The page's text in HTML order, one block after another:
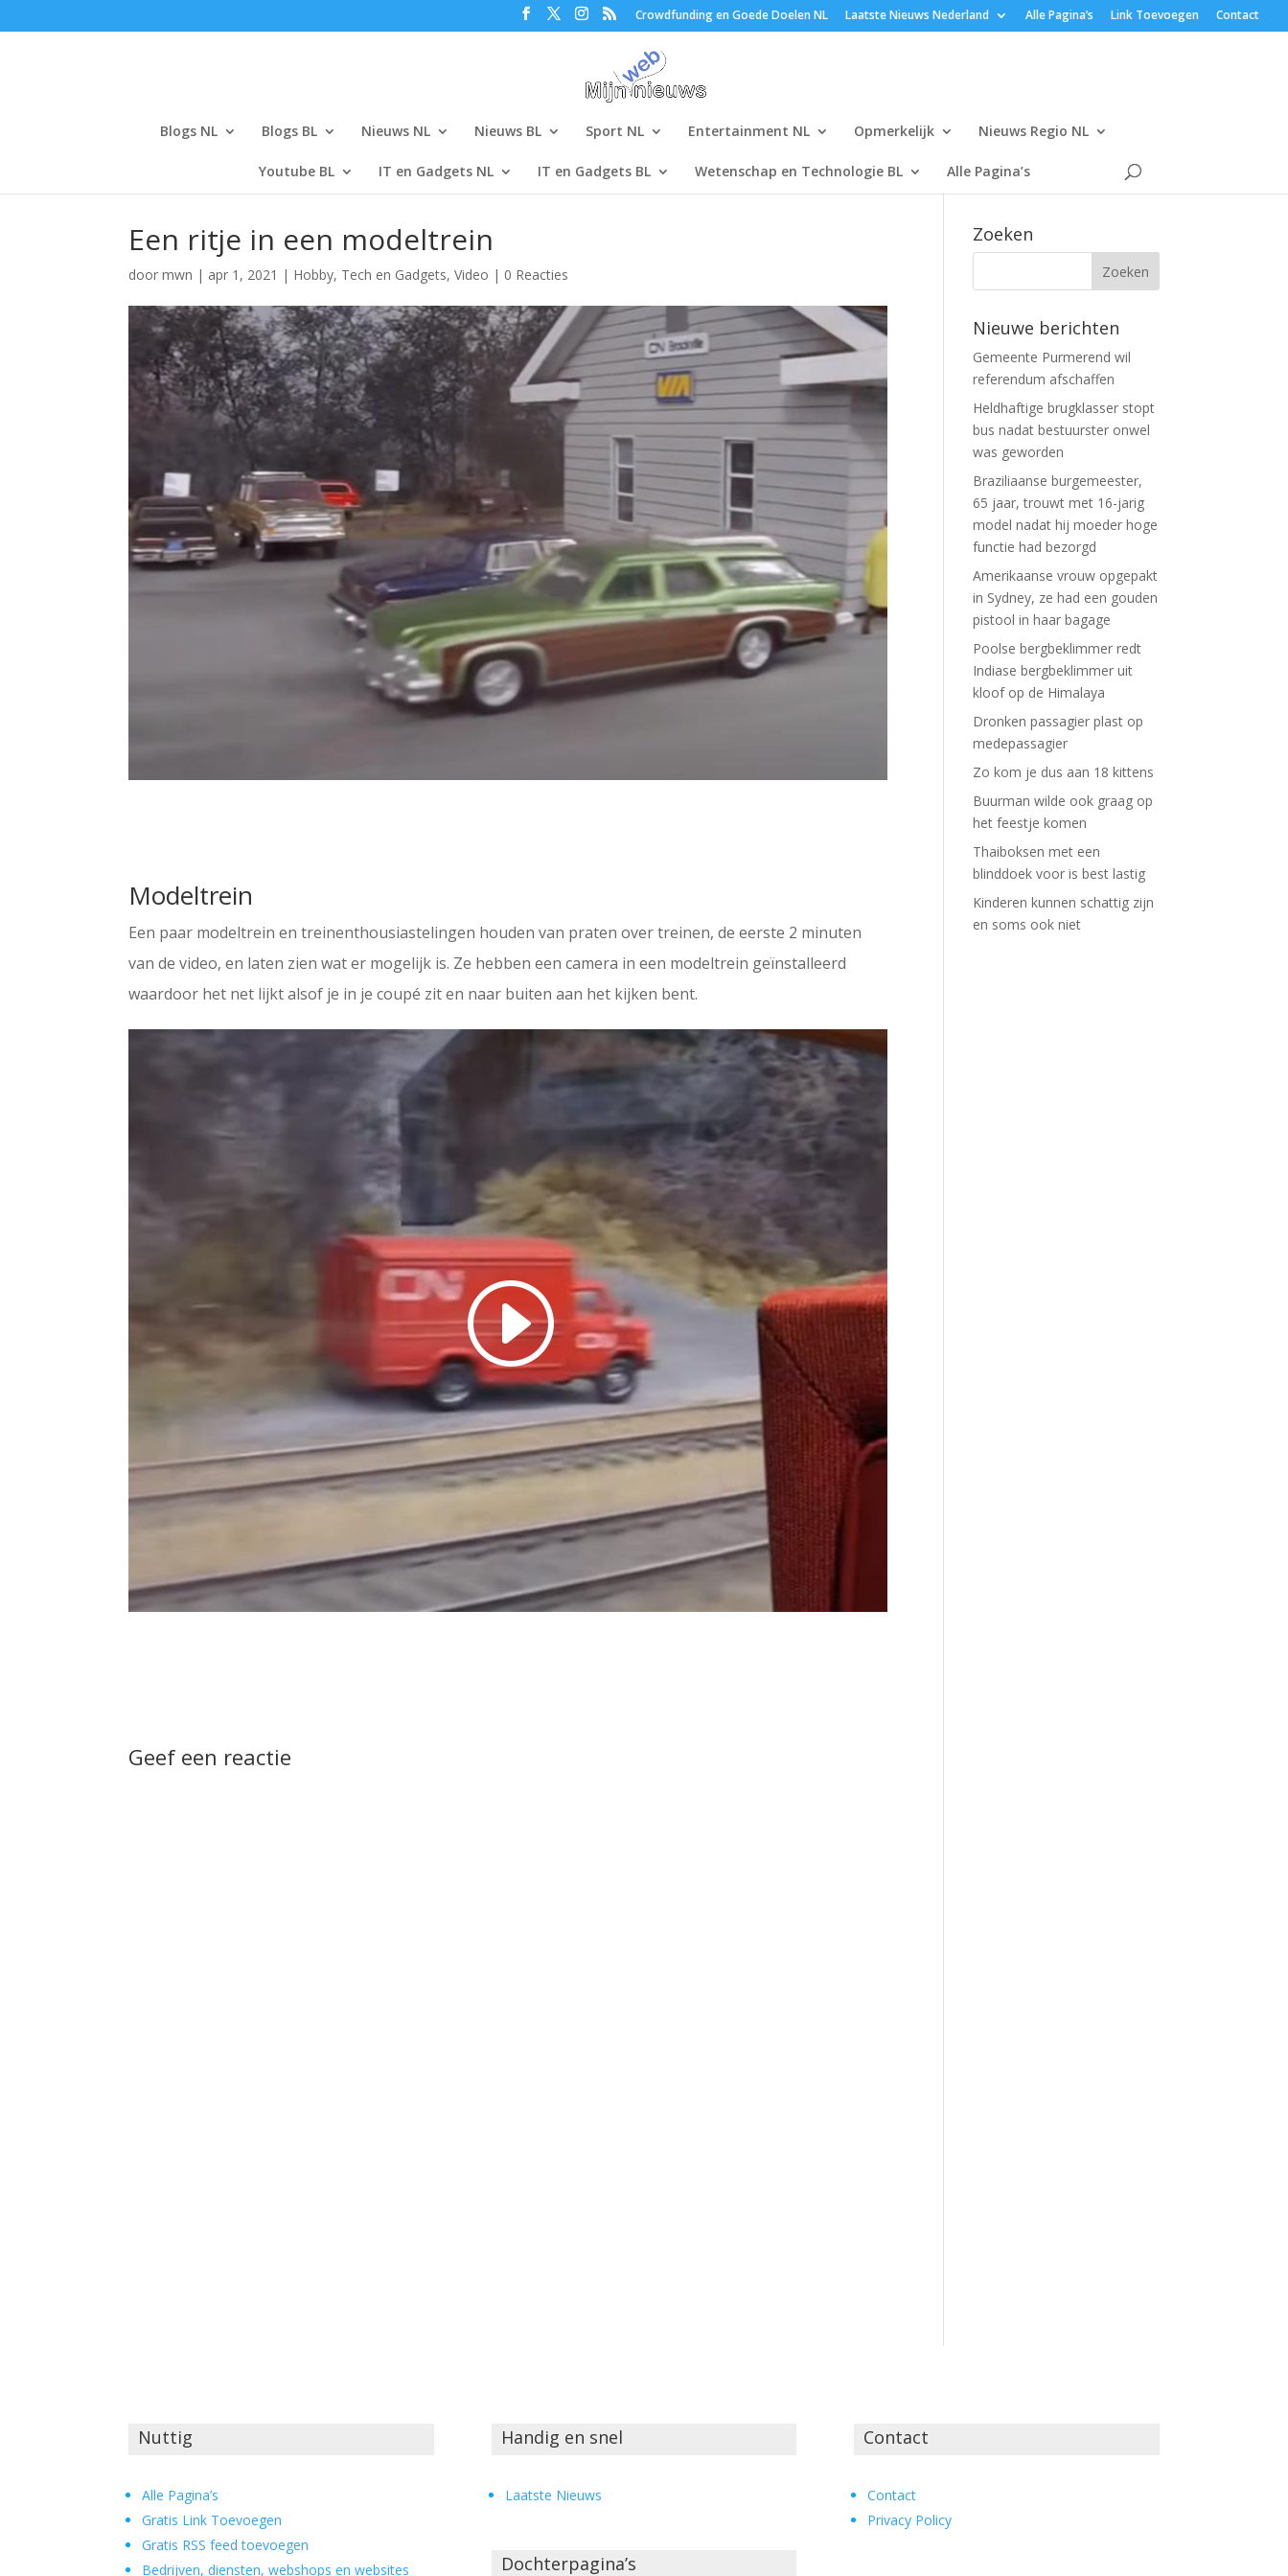
Crowdfunding en Goede Doelen NL Laatste Nieuws Nederland Alle Pagina’s Link Toevoegen Contact
Blogs NL Blogs BL Nieuws NL Nieuws BL Sport NL Entertainment NL Opmerkelijk Nieuws Regio NL
Youtube BL IT en Gadgets NL IT en Gadgets BL Wetenschap en Technologie BL Alle Pagina’s
Een ritje in een modeltrein
doormwn | apr 1, 2021 | Hobby, Tech en Gadgets,Video | 0 Reacties
Modeltrein
Een paar modeltrein en treinenthousiastelingen houden van praten over treinen, de eerste 2 minuten
van de video, en laten zien wat er mogelijk is. Ze hebben een camera in een modeltrein geïnstalleerd
waardoor het net lijkt alsof je in je coupé zit en naar buiten aan het kijken bent.
Geef een reactie
Zoeken
Nieuwe berichten
Gemeente Purmerend wil
referendum afschaffen
Heldhaftige brugklasser stopt
bus nadat bestuurster onwel
was geworden
Braziliaanse burgemeester,
65 jaar, trouwt met 16-jarig
model nadat hij moeder hoge
functie had bezorgd
Amerikaanse vrouw opgepakt
in Sydney, ze had een gouden
pistool in haar bagage
Poolse bergbeklimmer redt
Indiase bergbeklimmer uit
kloof op de Himalaya
Dronken passagier plast op
medepassagier
Zo kom je dus aan 18 kittens
Buurman wilde ook graag op
het feestje komen
Thaiboksen met een
blinddoek voor is best lastig
Kinderen kunnen schattig zijn
en soms ook niet
Nuttig
Alle Pagina’s
Gratis Link Toevoegen
Gratis RSS feed toevoegen
Bedrijven, diensten, webshops en websites
Handig en snel
Laatste Nieuws
Dochterpagina’s
Contact
Contact
Privacy Policy